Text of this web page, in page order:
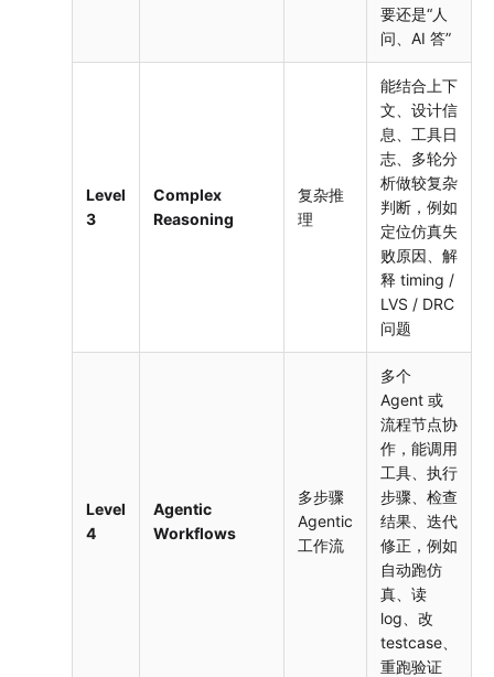
要还是“人
问、AI 答”
Level
3
Complex
Reasoning
复杂推
理
能结合上下
文、设计信
息、工具日
志、多轮分
析做较复杂
判断，例如
定位仿真失
败原因、解
释 timing /
LVS / DRC
问题
Level
4
Agentic
Workflows
多步骤
Agentic
工作流
多个
Agent 或
流程节点协
作，能调用
工具、执行
步骤、检查
结果、迭代
修正，例如
自动跑仿
真、读
log、改
testcase、
重跑验证